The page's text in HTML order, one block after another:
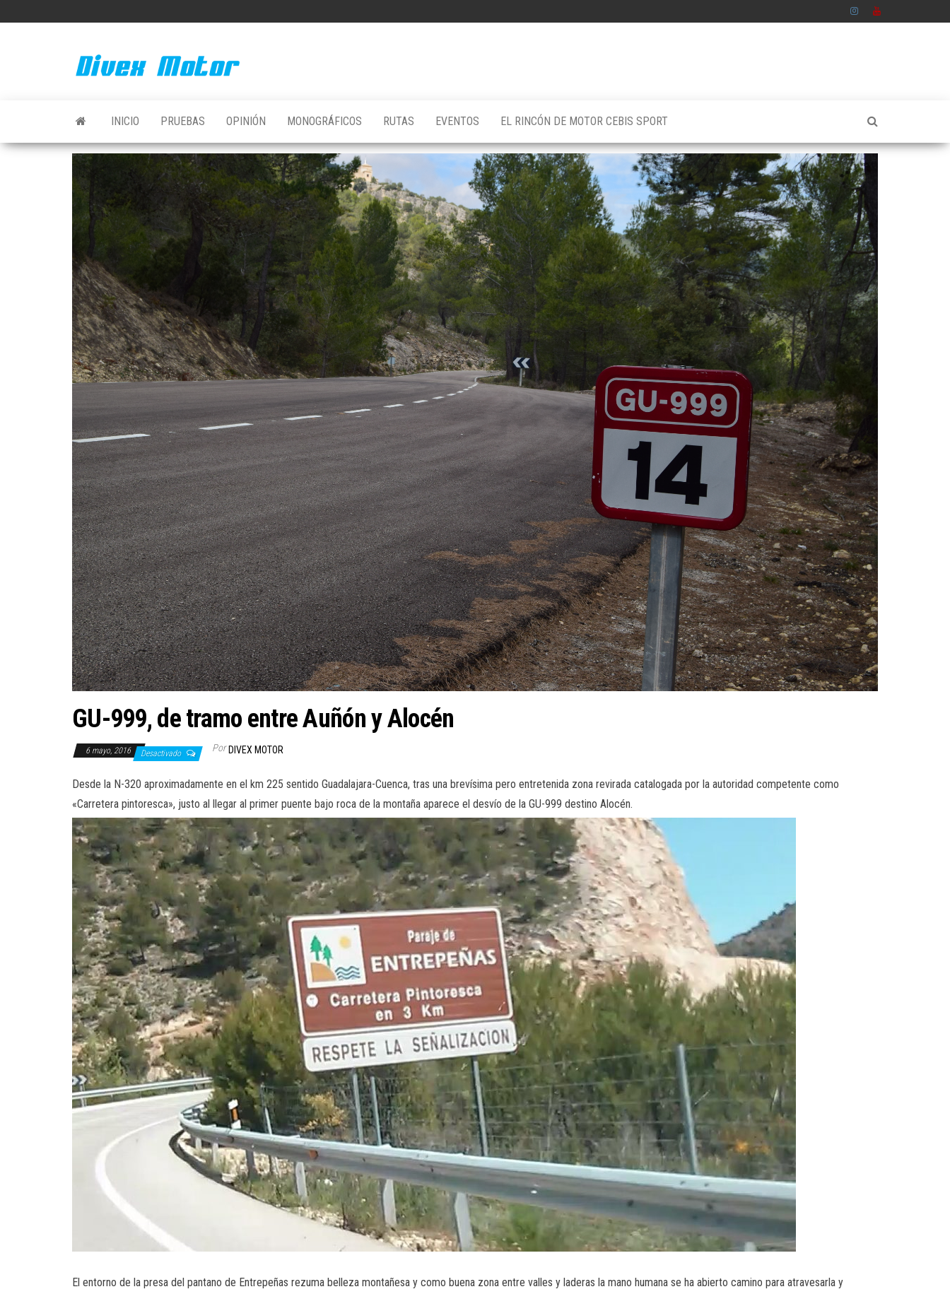
INICIO PRUEBAS OPINIÓN MONOGRÁFICOS RUTAS EVENTOS EL RINCÓN DE MOTOR CEBIS SPORT
GU-999, de tramo entre Auñón y Alocén
6 mayo, 2016 Desactivado Por DIVEX MOTOR
Desde la N-320 aproximadamente en el km 225 sentido Guadalajara-Cuenca, tras una brevísima pero entretenida zona revirada catalogada por la autoridad competente como
«Carretera pintoresca», justo al llegar al primer puente bajo roca de la montaña aparece el desvío de la GU-999 destino Alocén.
El entorno de la presa del pantano de Entrepeñas rezuma belleza montañesa y como buena zona entre valles y laderas la mano humana se ha abierto camino para atravesarla y